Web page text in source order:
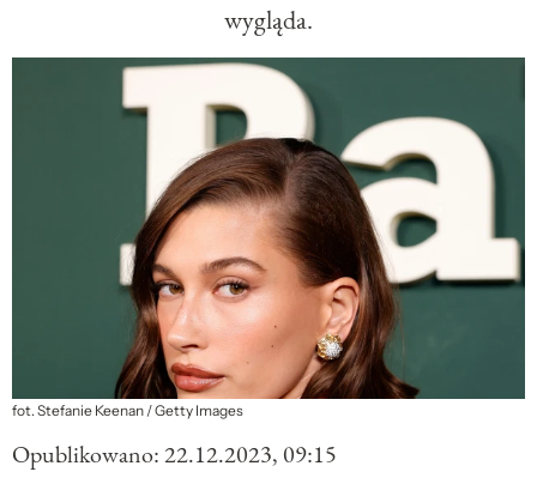
wygląda.
fot. Stefanie Keenan / Getty Images
Opublikowano:22.12.2023, 09:15